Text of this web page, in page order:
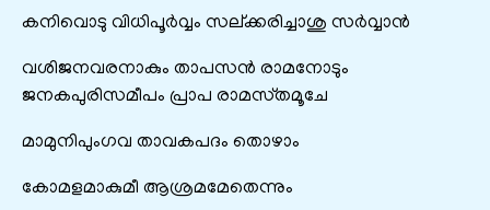
കനിവൊടു വിധിപൂര്‍വ്വം സല്‌ക്കരിച്ചാശു സര്‍വ്വാന്‍
വശിജനവരനാകും താപസന്‍ രാമനോടും
ജനകപുരിസമീപം പ്രാപ രാമസ്‌തമൂചേ
മാമുനിപുംഗവ താവകപദം തൊഴാം
കോമളമാകുമീ ആശ്രമമേതെന്നും